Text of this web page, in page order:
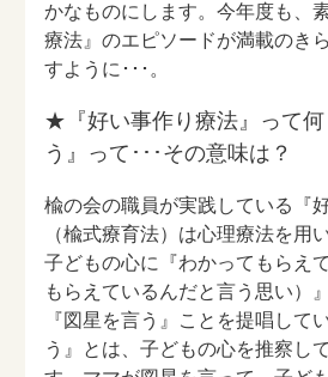
かなものにします。今年度も、
療法』のエピソードが満載のき
すように･･･。
★『好い事作り療法』って
う』って･･･その意味は？
楡の会の職員が実践している『
（楡式療育法）は心理療法を用
子どもの心に『わかってもらえ
もらえているんだと言う思い）
『図星を言う』ことを提唱して
う』とは、子どもの心を推察し